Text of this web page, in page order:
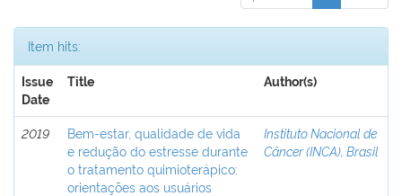
Item hits:
Issue
Date
Title Author(s)
2019
Bem-estar, qualidade de vida
e redução do estresse durante
o tratamento quimioterápico:
orientações aos usuários
Instituto Nacional de
Câncer (INCA), Brasil